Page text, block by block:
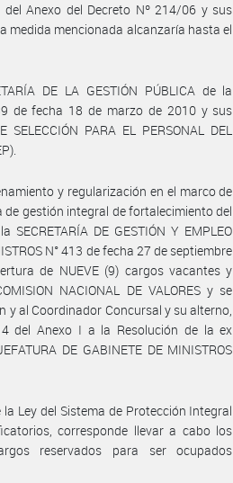
Anexo del Decreto Nº 214/06 y sus
medida mencionada alcanzaría hasta el
DE LA GESTIÓN PÚBLICA de la
de fecha 18 de marzo de 2010 y sus
PARA EL PERSONAL DEL
y regularización en el marco de
gestión integral de fortalecimiento del
DE GESTIÓN Y EMPLEO
N° 413 de fecha 27 de septiembre
de NUEVE (9) cargos vacantes y
NACIONAL DE VALORES y se
y al Coordinador Concursal y su alterno,
del Anexo I a la Resolución de la ex
DE GABINETE DE MINISTROS
Ley del Sistema de Protección Integral
corresponde llevar a cabo los
reservados para ser ocupados